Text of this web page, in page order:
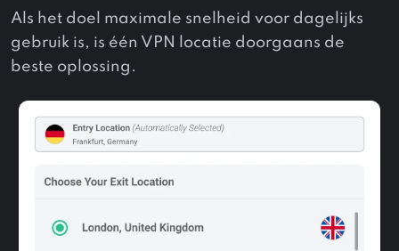
Als het doel maximale snelheid voor dagelijks
gebruik is, is één VPN locatie doorgaans de
beste oplossing.